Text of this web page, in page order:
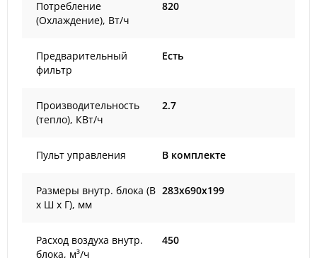
Потребление
(Охлаждение), Вт/ч
820
Предварительный
фильтр
Есть
Производительность
(тепло), КВт/ч
2.7
Пульт управления В комплекте
Размеры внутр. блока (В
х Ш х Г), мм
283x690x199
Расход воздуха внутр.
блока, м³/ч
450